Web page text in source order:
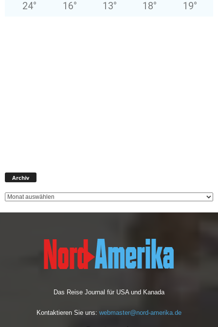
24° 16° 13° 18° 19°
Archiv
h
Das Reise Journal für USA und Kanada
Kontaktieren Sie uns: webmaster@nord-amerika.de